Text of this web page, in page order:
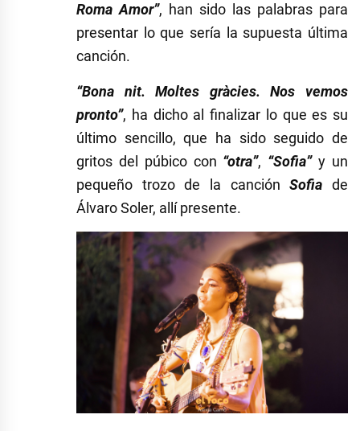
Roma Amor”, han sido las palabras para
presentar lo que sería la supuesta última
canción.
“Bona nit. Moltes gràcies. Nos vemos
pronto”, ha dicho al finalizar lo que es su
último sencillo, que ha sido seguido de
gritos del púbico con “otra”, “Sofia”y un
pequeño trozo de la canciónSofia de
Álvaro Soler, allí presente.